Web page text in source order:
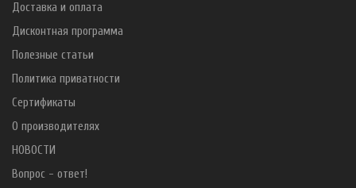
Доставка и оплата
Дисконтная программа
Полезные статьи
Политика приватности
Сертификаты
О производителях
НОВОСТИ
Вопрос - ответ!